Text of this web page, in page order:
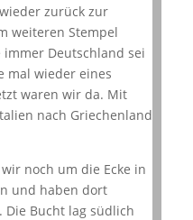
zurück zur
weiteren Stempel
Deutschland sei
mal wieder eines
waren wir da. Mit
nach Griechenland
noch um die Ecke in
und haben dort
Die Bucht lag südlich